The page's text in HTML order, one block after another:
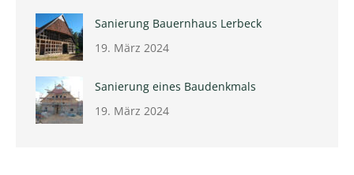
Sanierung Bauernhaus Lerbeck
19. März 2024
Sanierung eines Baudenkmals
19. März 2024